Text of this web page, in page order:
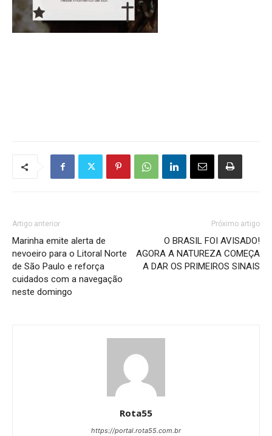
Artigo anterior
Marinha emite alerta de
nevoeiro para o Litoral Norte
de São Paulo e reforça
cuidados com a navegação
neste domingo
Próximo artigo
O BRASIL FOI AVISADO!
AGORA A NATUREZA COMEÇA
A DAR OS PRIMEIROS SINAIS
Rota55
https://portal.rota55.com.br